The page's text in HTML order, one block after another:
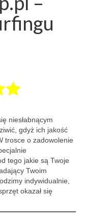
niesłabnącym
gdyż ich jakość
trosce o zadowolenie
tego jakie są Twoje
Twoim
indywidualnie,
okazał się